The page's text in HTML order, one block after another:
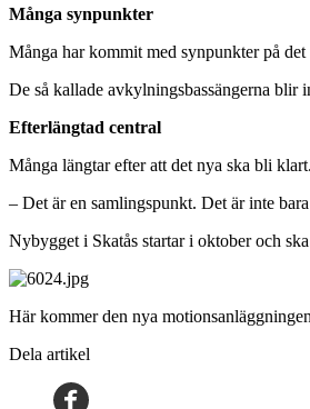
Många synpunkter
Många har kommit med synpunkter på
De så kallade avkylningsbassängerna blir
Efterlängtad central
Många längtar efter att det nya ska bli klart.
– Det är en samlingspunkt. Det är inte
Nybygget i Skatås startar i oktober och
Här kommer den nya
Dela artikel